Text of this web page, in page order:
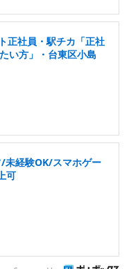
正社員・駅チカ「正社
い方」・台東区小島
未経験OK/スマホゲー
可